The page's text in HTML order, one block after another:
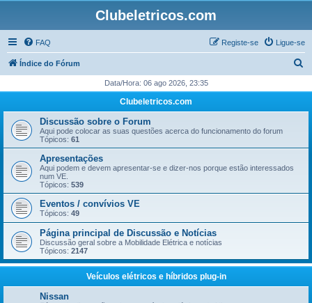
Clubeletricos.com
FAQ Ligue-se
Registe-se
Índice do Fórum
q
i
r
Data/Hora: 06 ago 2026, 23:35
Clubeletricos.com
Discussão sobre o Forum
Aqui pode colocar as suas questões acerca do funcionamento do forum
Tópicos: 61
Apresentações
Aqui podem e devem apresentar-se e dizer-nos porque estão interessados
num VE.
Tópicos: 539
Eventos / convívios VE
Tópicos: 49
Página principal de Discussão e Notícias
Discussão geral sobre a Mobilidade Elétrica e notícias
Tópicos: 2147
Veículos elétricos e híbridos plug-in
Nissan